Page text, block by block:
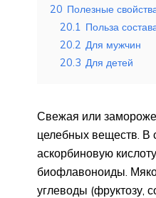
20 Полезные
20.1 Польза
20.2 Для мужчин
20.3 Для детей
Свежая или
целебных веществ. В
аскорбиновую
биофлавоноиды.
углеводы (фруктозу,